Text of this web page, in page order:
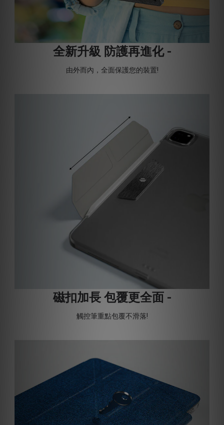
全新升級 防護再進化 -
由外而內，全面保護您的裝置!
磁扣加長 包覆更全面 -
觸控筆重點包覆不滑落!